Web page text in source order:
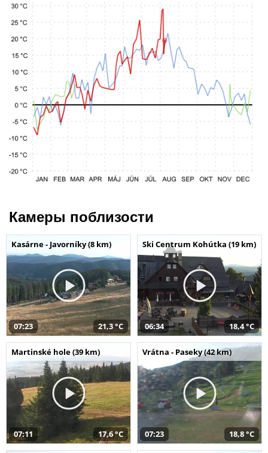
Камеры поблизости
Kasárne - Javorníky (8 km)
07:23 21,3 °C
Ski Centrum Kohútka (19 km)
06:34 18,4 °C
Martinské hole (39 km)
07:11 17,6 °C
Vrátna - Paseky (42 km)
07:23 18,8 °C